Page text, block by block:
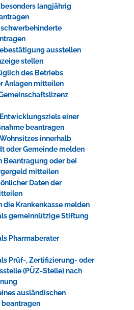
langjährig
ausstellen
stellen
des Betriebs
Anlagen mitteilen
einer
beantragen
innerhalb
oder Gemeinde melden
Beantragung oder bei
mitteilen
Daten der
die Krankenkasse melden
gemeinnützige Stiftung
Pharmaberater
Prüf-, Zertifizierung- oder
(PÜZ-Stelle) nach
ausländischen
beantragen